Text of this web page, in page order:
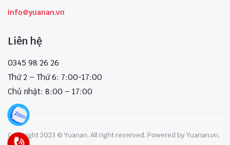
info@yuanan.vn
Liên hệ
0345 98 26 26
Thứ 2 – Thứ 6: 7:00-17:00
Chủ nhật: 8:00 – 17:00
Copyright 2023 © Yuanan. All right reserved. Powered by Yuanan.vn.